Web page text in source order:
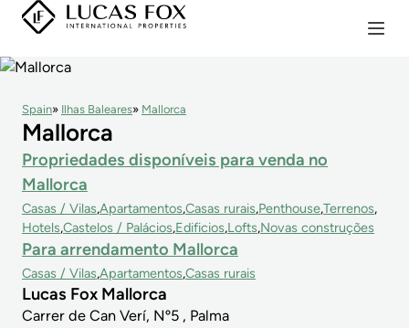
Spain Ilhas Baleares Mallorca
Mallorca
Propriedades disponíveis para venda no
Mallorca
Casas / Vilas Apartamentos Casas rurais PenthouseTerrenos
Hotels Castelos / Palácios Edificios Lofts Novas construções
Para arrendamento Mallorca
Casas / Vilas Apartamentos Casas rurais
Lucas Fox Mallorca
Carrer de Can Verí, Nº5 , Palma